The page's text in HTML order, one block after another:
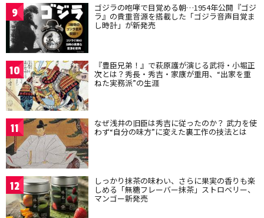
9 ゴジラの咆哮で目覚める朝…1954年公開『ゴジ
ラ』の貴重音源を搭載した「ゴジラ音声目覚ま
し時計」が新発売
10 『豊臣兄弟！』で萩原護が演じる武将・小堀正
次とは？秀長・秀吉・家康が重用、“出家を重
ねた実務派”の生涯
11 なぜ浅井の旧臣は秀吉に従ったのか？ 武力を使
わず“自分の味方”に変えた裏工作の技法とは
12 しっかり抹茶の味わい、さらに果実の香りも楽
しめる「無糖フレーバー抹茶」ストロベリー、
マンゴー新発売